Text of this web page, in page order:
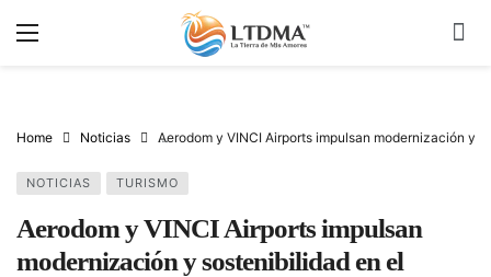
Home Noticias Aerodom y VINCI Airports impulsan modernización y
NOTICIAS TURISMO
Aerodom y VINCI Airports impulsan
modernización y sostenibilidad en el